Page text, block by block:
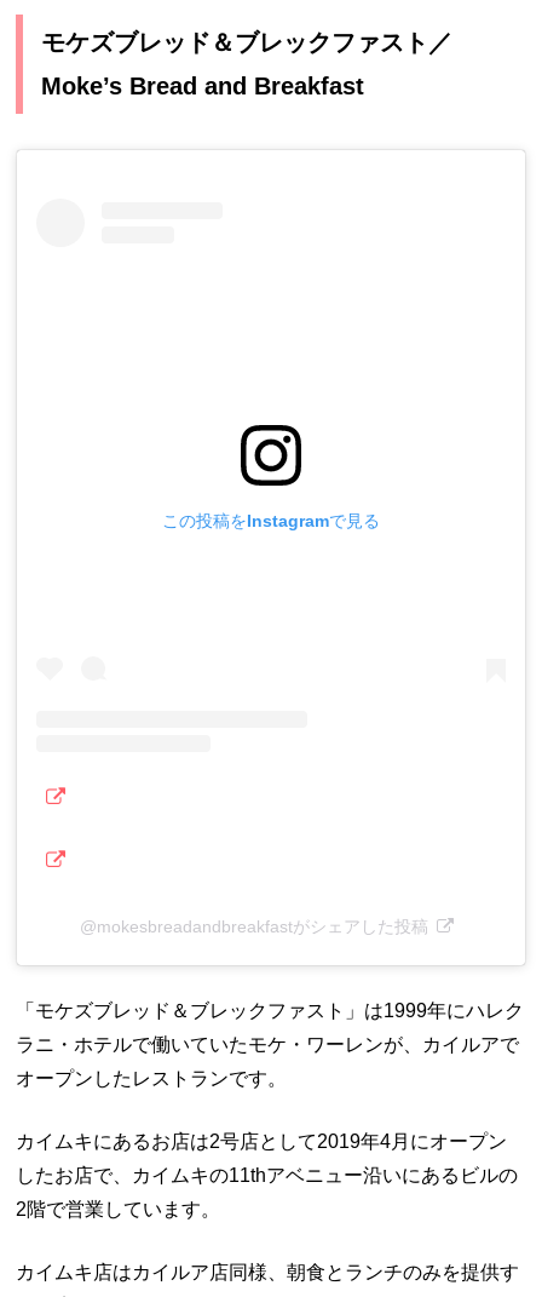
モケズブレッド＆ブレックファスト／
Moke’s Bread and Breakfast
この投稿をInstagramで見る
@mokesbreadandbreakfastがシェアした投稿
「モケズブレッド＆ブレックファスト」は1999年にハレク
ラニ・ホテルで働いていたモケ・ワーレンが、カイルアで
オープンしたレストランです。
カイムキにあるお店は2号店として2019年4月にオープン
したお店で、カイムキの11thアベニュー沿いにあるビルの
2階で営業しています。
カイムキ店はカイルア店同様、朝食とランチのみを提供す